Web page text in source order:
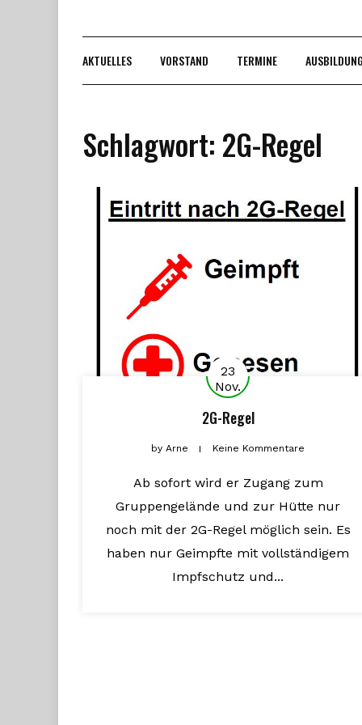
AKTUELLES VORSTAND TERMINE AUSBILDUNG
Schlagwort: 2G-Regel
23
Nov.
2G-Regel
by Arne Keine Kommentare
Ab sofort wird er Zugang zum
Gruppengelände und zur Hütte nur
noch mit der 2G-Regel möglich sein. Es
haben nur Geimpfte mit vollständigem
Impfschutz und...